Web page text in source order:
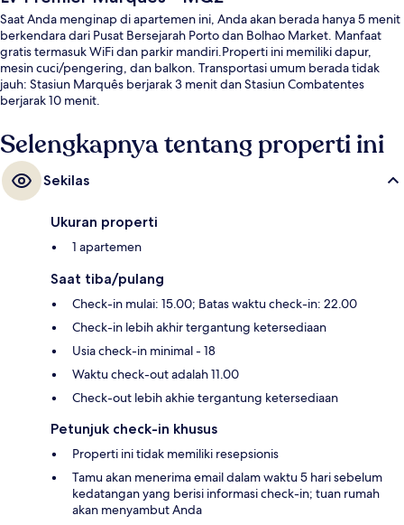
Saat Anda menginap di apartemen ini, Anda akan berada hanya 5 menit
berkendara dari Pusat Bersejarah Porto dan Bolhao Market. Manfaat
gratis termasuk WiFi dan parkir mandiri.Properti ini memiliki dapur,
mesin cuci/pengering, dan balkon. Transportasi umum berada tidak
jauh: Stasiun Marquês berjarak 3 menit dan Stasiun Combatentes
berjarak 10 menit.
Selengkapnya tentang properti ini
Sekilas
Ukuran properti
1 apartemen
Saat tiba/pulang
Check-in mulai: 15.00; Batas waktu check-in: 22.00
Check-in lebih akhir tergantung ketersediaan
Usia check-in minimal - 18
Waktu check-out adalah 11.00
Check-out lebih akhie tergantung ketersediaan
Petunjuk check-in khusus
Properti ini tidak memiliki resepsionis
Tamu akan menerima email dalam waktu 5 hari sebelum
kedatangan yang berisi informasi check-in; tuan rumah
akan menyambut Anda